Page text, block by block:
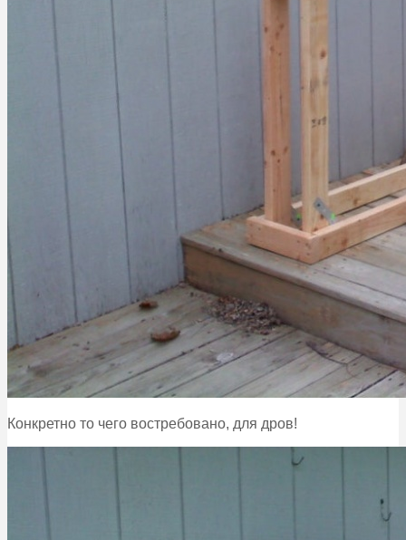
Конкретно то чего востребовано, для дров!